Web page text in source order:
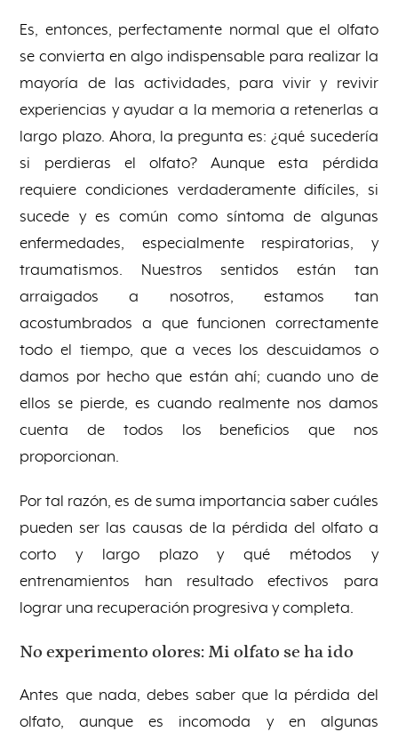
Es, entonces, perfectamente normal que el olfato
se convierta en algo indispensable para realizar la
mayoría de las actividades, para vivir y revivir
experiencias y ayudar a la memoria a retenerlas a
largo plazo. Ahora, la pregunta es: ¿qué sucedería
si perdieras el olfato? Aunque esta pérdida
requiere condiciones verdaderamente difíciles, si
sucede y es común como síntoma de algunas
enfermedades, especialmente respiratorias, y
traumatismos. Nuestros sentidos están tan
arraigados a nosotros, estamos tan
acostumbrados a que funcionen correctamente
todo el tiempo, que a veces los descuidamos o
damos por hecho que están ahí; cuando uno de
ellos se pierde, es cuando realmente nos damos
cuenta de todos los beneficios que nos
proporcionan.
Por tal razón, es de suma importancia saber cuáles
pueden ser las causas de la pérdida del olfato a
corto y largo plazo y qué métodos y
entrenamientos han resultado efectivos para
lograr una recuperación progresiva y completa.
No experimento olores: Mi olfato se ha ido
Antes que nada, debes saber que la pérdida del
olfato, aunque es incomoda y en algunas